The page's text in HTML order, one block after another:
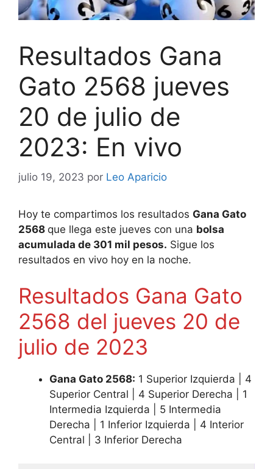
Resultados Gana
Gato 2568 jueves
20 de julio de
2023: En vivo
julio 19, 2023 por Leo Aparicio
Hoy te compartimos los resultados Gana Gato
2568 que llega este jueves con una bolsa
acumulada de 301 mil pesos. Sigue los
resultados en vivo hoy en la noche.
Resultados Gana Gato
2568 del jueves 20 de
julio de 2023
Gana Gato 2568: 1 Superior Izquierda | 4
Superior Central | 4 Superior Derecha | 1
Intermedia Izquierda | 5 Intermedia
Derecha | 1 Inferior Izquierda | 4 Interior
Central | 3 Inferior Derecha